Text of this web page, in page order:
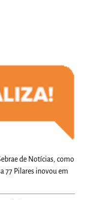
de Notícias, como
77 Pilares inovou em